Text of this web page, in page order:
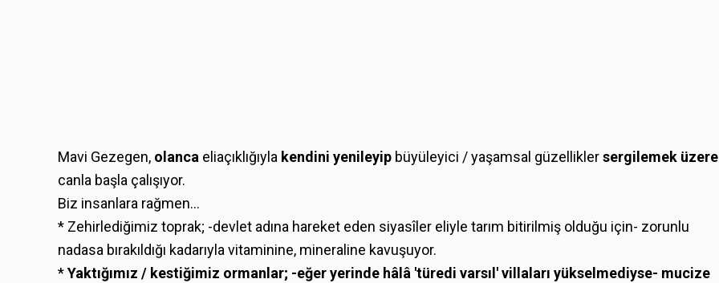
Mavi Gezegen, olanca eliaçıklığıyla kendini yenileyip büyüleyici / yaşamsal güzelliklersergilemek üzere
canla başla çalışıyor.
Biz insanlara rağmen...
* Zehirlediğimiz toprak; -devlet adına hareket eden siyasîler eliyle tarım bitirilmiş olduğu için- zorunlu
nadasa bırakıldığı kadarıyla vitaminine, mineraline kavuşuyor.
*Yaktığımız / kestiğimiz ormanlar; -eğer yerinde hâlâ 'türedi varsıl' villaları yükselmediyse- mucize